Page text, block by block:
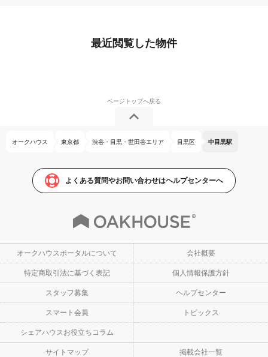
最近閲覧した物件
オークハウス 東京都 渋谷・目黒・世田谷エリア 目黒区 中目黒駅
よくある質問やお問い合わせはヘルプセンターへ
オークハウスポータルについて 会社概要
特定商取引法に基づく表記 個人情報保護方針
スタッフ募集 ヘルプセンター
スマート会員 トピックス
シェアハウスお役立ちコラム
サイトマップ 掲載会社一覧